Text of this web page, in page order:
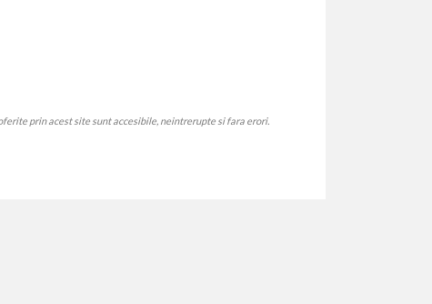
prin acest site sunt accesibile, neintrerupte si fara erori.